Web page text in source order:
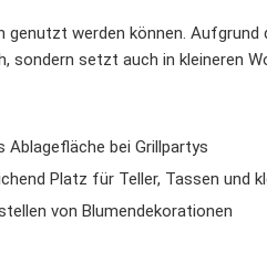
werden können. Aufgrund
sondern setzt auch in kleineren
bei Grillpartys
Platz für Teller, Tassen und
von Blumendekorationen